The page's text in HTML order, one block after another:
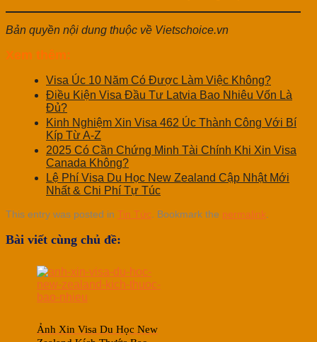
Bản quyền nội dung thuộc về Vietschoice.vn
Xem thêm:
Visa Úc 10 Năm Có Được Làm Việc Không?
Điều Kiện Visa Đầu Tư Latvia Bao Nhiêu Vốn Là
Đủ?
Kinh Nghiệm Xin Visa 462 Úc Thành Công Với Bí
Kíp Từ A-Z
2025 Có Cần Chứng Minh Tài Chính Khi Xin Visa
Canada Không?
Lệ Phí Visa Du Học New Zealand Cập Nhật Mới
Nhất & Chi Phí Tự Túc
This entry was posted in Tin Tức . Bookmark the permalink
Bài viết cùng chủ đề:
Ảnh Xin Visa Du Học New